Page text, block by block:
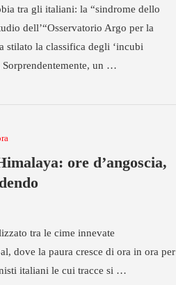
tra gli italiani: la “sindrome dello
dell’“Osservatorio Argo per la
stilato la classifica degli ‘incubi
un …
ore d’angoscia,
tra le cime innevate
dove la paura cresce di ora in ora per
italiani le cui tracce si …